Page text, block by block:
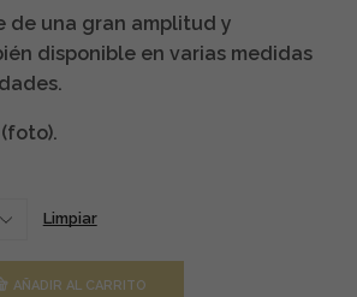
de una gran amplitud y
disponible en varias medidas
Limpiar
AÑADIR AL CARRITO